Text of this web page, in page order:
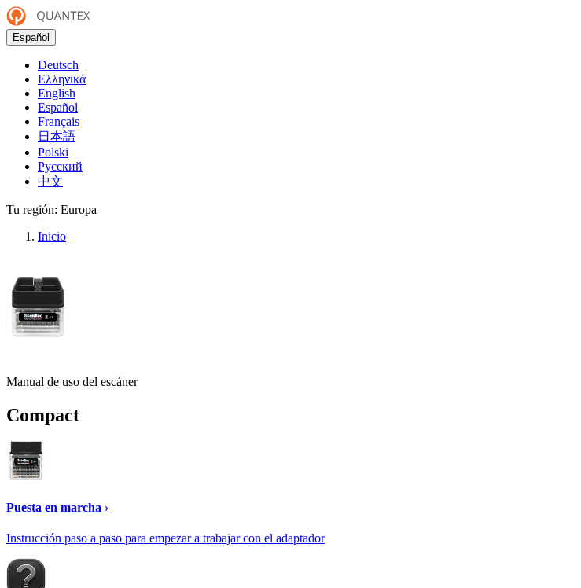
Español
Deutsch
Ελληνικά
English
Español
Français
日本語
Polski
Русский
中文
Tu región: Europa
Inicio
Manual de uso del escáner
Compact
Puesta en marcha ›
Instrucción paso a paso para empezar a trabajar con el adaptador